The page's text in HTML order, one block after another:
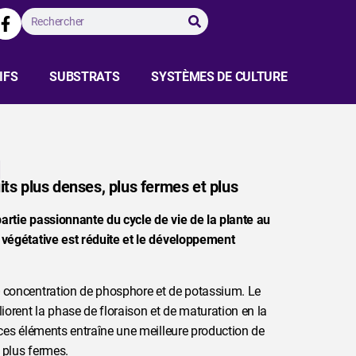
SUBSTRATS SYSTÈMES DE CULTURE
plus denses, plus fermes et plus
passionnante du cycle de vie de la plante au
est réduite et le développement
de phosphore et de potassium. Le
la phase de floraison et de maturation en la
éléments entraîne une meilleure production de
fermes.